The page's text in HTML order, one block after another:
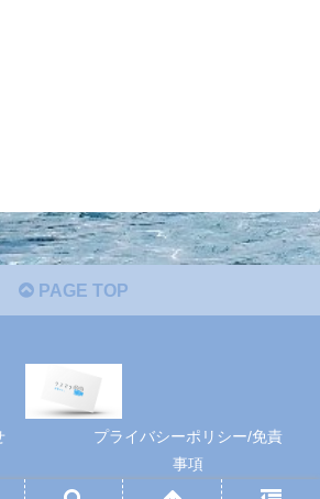
PAGE TOP
プライバシーポリシー/免責
事項